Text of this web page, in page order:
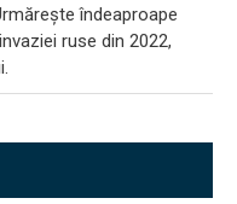
îndeaproape
ruse din 2022,